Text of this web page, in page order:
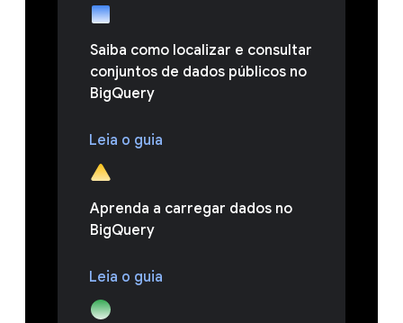
Saiba como localizar e consultar
conjuntos de dados públicos no
BigQuery
Leia o guia
Aprenda a carregar dados no
BigQuery
Leia o guia